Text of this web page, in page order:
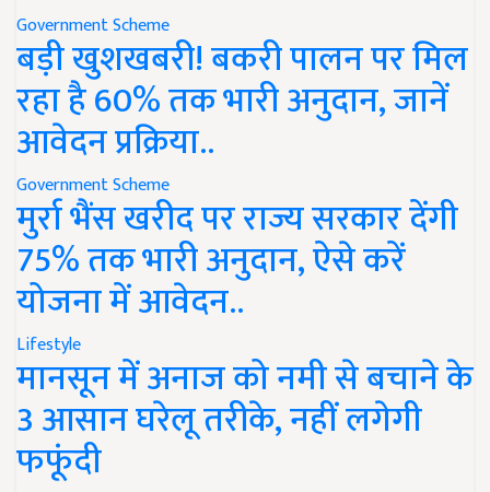
Government Scheme
बड़ी खुशखबरी! बकरी पालन पर मिल
रहा है 60% तक भारी अनुदान, जानें
आवेदन प्रक्रिया..
Government Scheme
मुर्रा भैंस खरीद पर राज्य सरकार देंगी
75% तक भारी अनुदान, ऐसे करें
योजना में आवेदन..
Lifestyle
मानसून में अनाज को नमी से बचाने के
3 आसान घरेलू तरीके, नहीं लगेगी
फफूंदी